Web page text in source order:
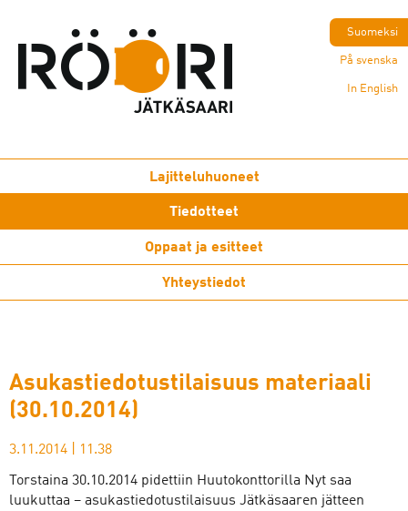
Suomeksi
På svenska
In English
Lajitteluhuoneet
Tiedotteet
Oppaat ja esitteet
Yhteystiedot
Asukastiedotustilaisuus materiaali
(30.10.2014)
3.11.2014 11.38
Torstaina 30.10.2014 pidettiin Huutokonttorilla Nyt saa
luukuttaa – asukastiedotustilaisuus Jätkäsaaren jätteen